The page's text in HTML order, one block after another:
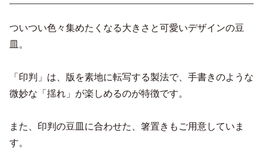
ついつい色々集めたくなる大きさと可愛いデザインの豆
皿。
「印判」は、版を素地に転写する製法で、手書きのような
微妙な「揺れ」が楽しめるのが特徴です。
また、印判の豆皿に合わせた、箸置きもご用意していま
す。